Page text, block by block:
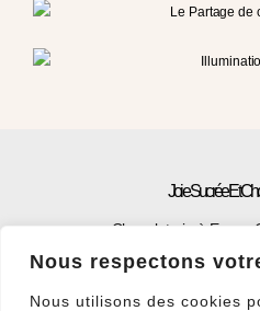
Nous respectons
Nous utilisons des cookies
Joie Sucrée Et
Chocolaterie à Evry –